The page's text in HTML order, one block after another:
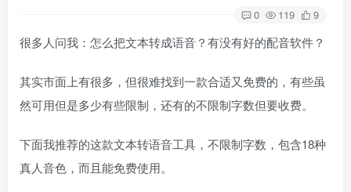
0 119 9
很多人问我：怎么把文本转成语音？有没有好的配音软件？
其实市面上有很多，但很难找到一款合适又免费的，有些虽
然可用但是多少有些限制，还有的不限制字数但要收费。
下面我推荐的这款文本转语音工具，不限制字数，包含18种
真人音色，而且能免费使用。